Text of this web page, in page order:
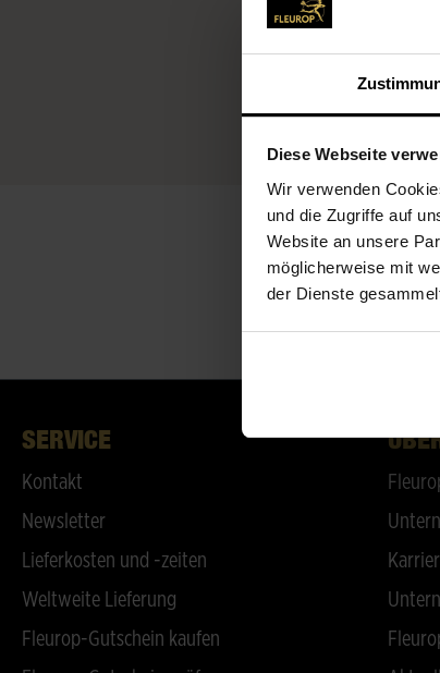
Diese Webseite
Wir verwenden
und die Zugriffe auf
Website an unsere
möglicherweise mit
der Dienste
SERVICE
Kontakt
Newsletter
Lieferkosten und -zeiten
Weltweite Lieferung
Fleurop-Gutschein kaufen